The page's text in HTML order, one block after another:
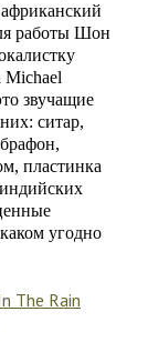
работы Шон
Michael
звучащие
ситар,
пластинка
угодно
The Rain